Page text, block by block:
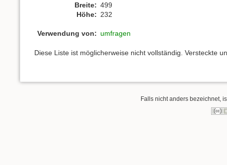
Breite: 499
Höhe: 232
Verwendung von: umfragen
Diese Liste ist möglicherweise nicht vollständig. Versteckte
Falls nicht anders bezeichnet,